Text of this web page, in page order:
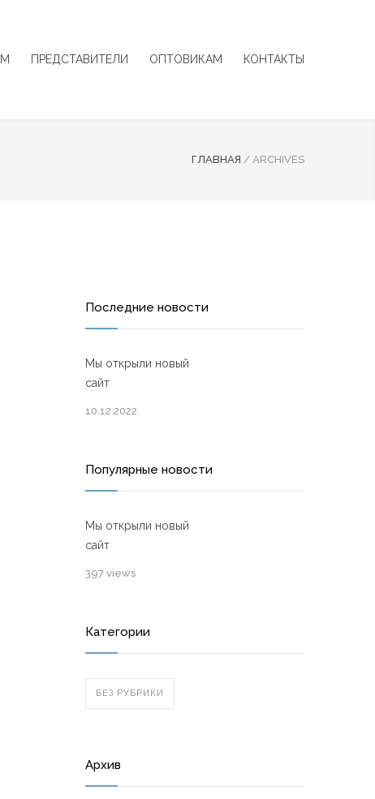
ПРЕДСТАВИТЕЛИ ОПТОВИКАМ КОНТАКТЫ
ГЛАВНАЯ / ARCHIVES
Последние новости
Мы открыли новый
сайт
10.12.2022
Популярные новости
Мы открыли новый
сайт
397 views
Категории
БЕЗ РУБРИКИ
Архив